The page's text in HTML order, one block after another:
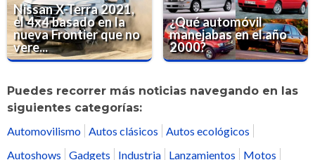
Nissan X-Terra 2021,
el 4x4 basado en la
nueva Frontier que no
vere...
¿Qué automóvil
manejabas en el año
2000?
Puedes recorrer más noticias navegando en las
siguientes categorías:
Automovilismo Autos clásicos
Autos ecológicos
Autoshows
Gadgets Industria Lanzamientos
Motos